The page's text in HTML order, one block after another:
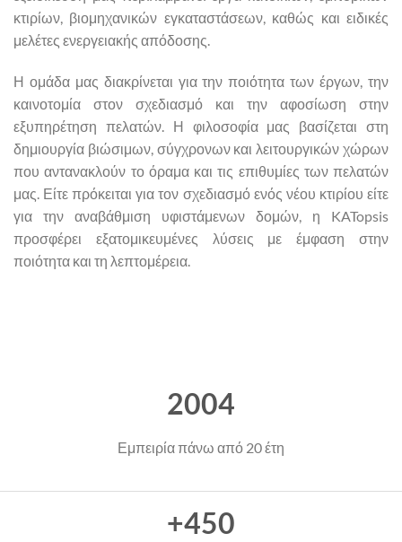
κτιρίων, βιομηχανικών εγκαταστάσεων, καθώς και ειδικές
μελέτες ενεργειακής απόδοσης.
Η ομάδα μας διακρίνεται για την ποιότητα των έργων, την
καινοτομία στον σχεδιασμό και την αφοσίωση στην
εξυπηρέτηση πελατών. Η φιλοσοφία μας βασίζεται στη
δημιουργία βιώσιμων, σύγχρονων και λειτουργικών χώρων
που αντανακλούν το όραμα και τις επιθυμίες των πελατών
μας. Είτε πρόκειται για τον σχεδιασμό ενός νέου κτιρίου είτε
για την αναβάθμιση υφιστάμενων δομών, η KATopsis
προσφέρει εξατομικευμένες λύσεις με έμφαση στην
ποιότητα και τη λεπτομέρεια.
2004
Εμπειρία πάνω από 20 έτη
+450